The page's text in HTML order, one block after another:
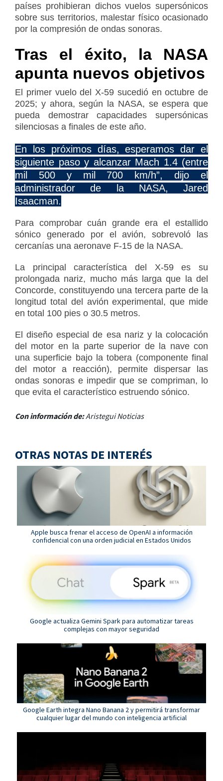
países prohibieran dichos vuelos supersónicos
sobre sus territorios, malestar físico ocasionado
por la compresión de ondas sonoras.
Tras el éxito, la NASA
apunta nuevos objetivos
El primer vuelodel X-59 sucedió enoctubre de
2025; y ahora, según la NASA, se espera que
pueda demostrar capacidades supersónicas
silenciosas a finales de este año.
En los próximos días, esperamos dar el
siguiente paso y alcanzar Mach 1.4 (entre
mil 500 y mil 700 km/h”, dijo el
administrador de la NASA, Jared
Isaacman.
Para comprobar cuán grande era el estallido
sónico generado por el avión, sobrevoló las
cercanías una aeronave F-15 de la NASA.
La principal característica del X-59 es su
prolongada nariz, mucho más larga que la del
Concorde, constituyendo una tercera parte de la
longitud total del avión experimental, que mide
en total 100 pies o 30.5 metros.
Eldiseño especial de esa nariz y la colocación
del motor en la parte superior de la nave con
una superficie bajo la tobera (componente final
del motor a reacción), permite dispersar las
ondas sonoras e impedir que se compriman, lo
que evita el característico estruendo sónico.
Con información de:Aristegui Noticias
OTRAS NOTAS DE INTERÉS
Apple busca frenar el acceso de OpenAI a información
confidencial con una orden judicial en Estados Unidos
Google actualiza Gemini Spark para automatizar tareas
complejas con mayor seguridad
Google Earth integra Nano Banana 2 y permitirá transformar
cualquier lugar del mundo con inteligencia artificial